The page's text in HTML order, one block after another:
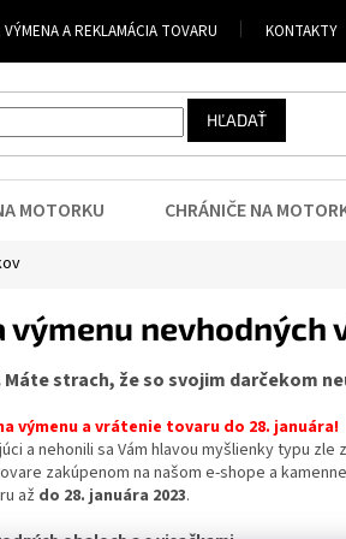
A REKLAMÁCIA TOVARU KONTAKTY
HĽADAŤ
MOTORKU CHRÁNIČE NA
nevhodných
strach, že so svojim darčekom
výmenu a vrátenie tovaru do 28. januára!
a nehonili sa Vám hlavou myšlienky typu
zakúpenom na našom e-shope a
až do 28. januára 2023.